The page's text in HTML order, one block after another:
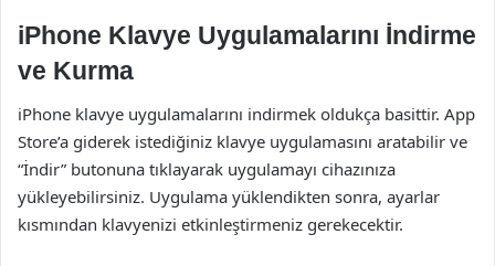
iPhone Klavye Uygulamalarını İndirme
ve Kurma
iPhone klavye uygulamalarını indirmek oldukça basittir. App
Store’a giderek istediğiniz klavye uygulamasını aratabilir ve
“İndir” butonuna tıklayarak uygulamayı cihazınıza
yükleyebilirsiniz. Uygulama yüklendikten sonra, ayarlar
kısmından klavyenizi etkinleştirmeniz gerekecektir.